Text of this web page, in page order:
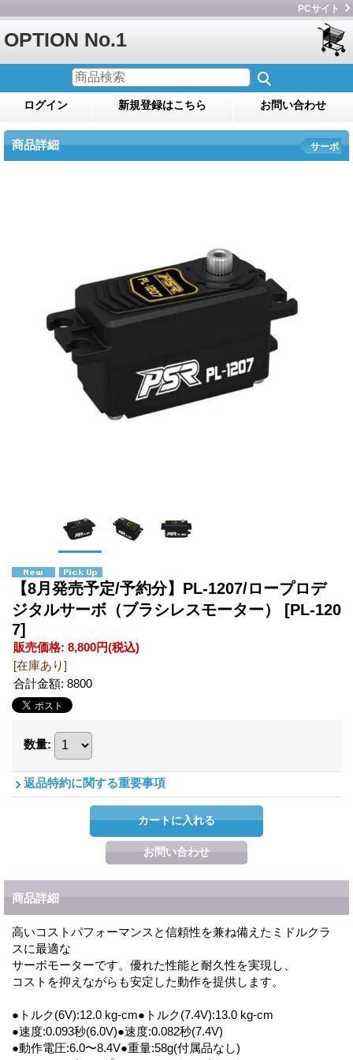
PCサイト
OPTION No.1
ログイン 新規登録はこちら お問い合わせ
商品詳細 サーボ
【8月発売予定/予約分】PL-1207/ロープロデ
ジタルサーボ（ブラシレスモーター） [PL-120
7]
販売価格: 8,800円(税込)
[在庫あり]
合計金額: 8800
数量:
返品特約に関する重要事項
商品詳細
高いコストパフォーマンスと信頼性を兼ね備えたミドルクラ
スに最適な
サーボモーターです。優れた性能と耐久性を実現し、
コストを抑えながらも安定した動作を提供します。
●トルク(6V):12.0 kg-cm●トルク(7.4V):13.0 kg-cm
●速度:0.093秒(6.0V)●速度:0.082秒(7.4V)
●動作電圧:6.0〜8.4V●重量:58g(付属品なし)